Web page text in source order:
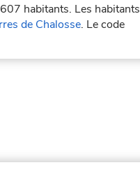
habitants. Les habitants
de Chalosse. Le code